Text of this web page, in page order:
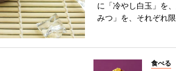
に「冷やし白玉」を
みつ」を、それぞれ限
食べる